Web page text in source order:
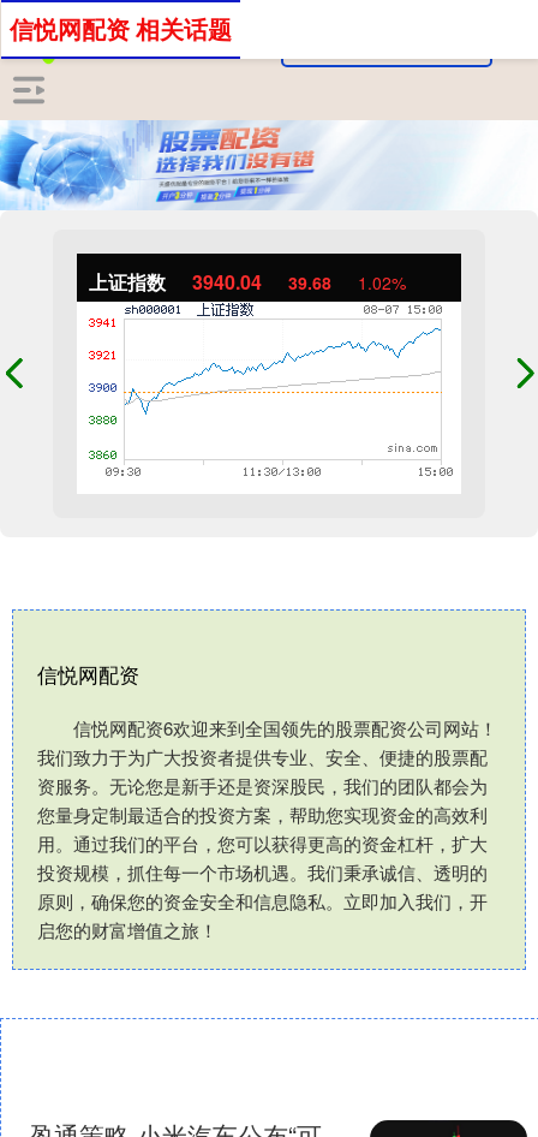
上证指数 3940.04 39.68 1.02%
信悦网配资
信悦网配资6欢迎来到全国领先的股票配资公司网站！
我们致力于为广大投资者提供专业、安全、便捷的股票配
资服务。无论您是新手还是资深股民，我们的团队都会为
您量身定制最适合的投资方案，帮助您实现资金的高效利
用。通过我们的平台，您可以获得更高的资金杠杆，扩大
投资规模，抓住每一个市场机遇。我们秉承诚信、透明的
原则，确保您的资金安全和信息隐私。立即加入我们，开
启您的财富增值之旅！
信悦网配资 相关话题